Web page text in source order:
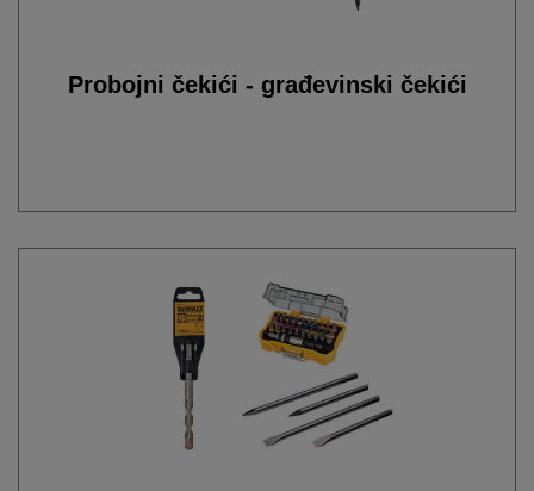
Probojni čekići - građevinski čekići